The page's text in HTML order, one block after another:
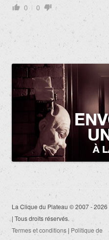
0 0
La Clique du Plateau © 2007 - 2026
| Tous droits réservés.
Termes et conditions | Politique de